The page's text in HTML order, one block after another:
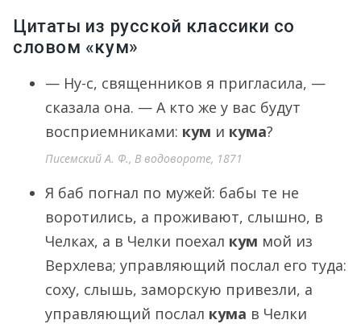
Цитаты из русской классики со
словом «кум»
— Ну-с, священников я пригласила, —
сказала она. — А кто же у вас будут
восприемниками: кум и кума?
Писемский А. Ф., В водовороте, 1871
Я баб погнал по мужей: бабы те не
воротились, а проживают, слышно, в
Челках, а в Челки поехал кум мой из
Верхлева; управляющий послал его туда:
соху, слышь, заморскую привезли, а
управляющий послал кума в Челки